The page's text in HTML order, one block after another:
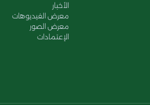
الأخبار
معرض الفيديوهات
معرض الصور
الإعتمادات